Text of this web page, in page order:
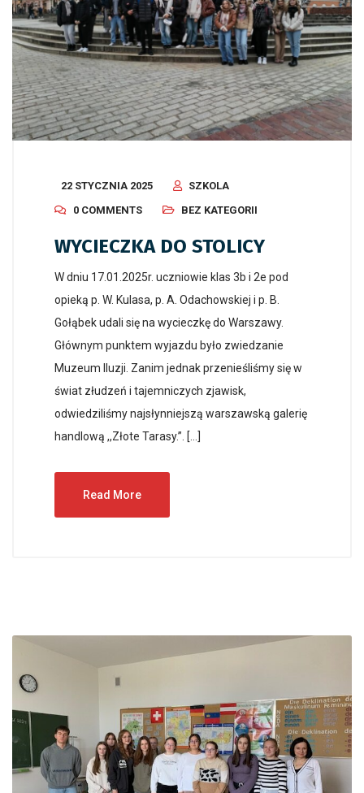
22 STYCZNIA 2025
SZKOLA
0 COMMENTS
BEZ KATEGORII
WYCIECZKA DO STOLICY
W dniu 17.01.2025r. uczniowie klas 3b i 2e pod
opieką p. W. Kulasa, p. A. Odachowskiej i p. B.
Gołąbek udali się na wycieczkę do Warszawy.
Głównym punktem wyjazdu było zwiedzanie
Muzeum Iluzji. Zanim jednak przenieśliśmy się w
świat złudzeń i tajemniczych zjawisk,
odwiedziliśmy najsłynniejszą warszawską galerię
handlową ,,Złote Tarasy.”. […]
Read More